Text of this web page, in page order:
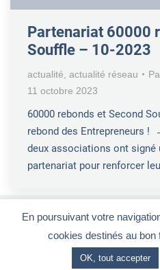
Partenariat 60000
Souffle – 10-2023
actualité actualité réseau
11 octobre 2023
60000 rebonds et Second
rebond des Entrepreneurs
deux associations ont signé
partenariat pour renforcer
Le Club Entrepreneurs 92-
28, rue de la Redoute -
En poursuivant votre
cookies destinés au bon
OK, tout accepter